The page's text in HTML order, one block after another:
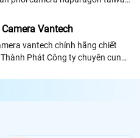
phân phối cung cấp...
Vantech
vantech chính hãng chiết
Phát Công ty chuyên cung
bảo hành hợp lý của...